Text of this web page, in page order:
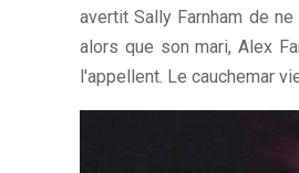
avertit Sally Farnham de
alors que son mari, Alex
l'appellent. Le cauchemar